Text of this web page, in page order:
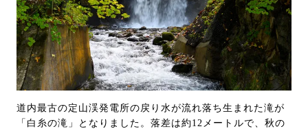
道内最古の定山渓発電所の戻り水が流れ落ち生まれた滝が
「白糸の滝」となりました。落差は約12メートルで、秋の